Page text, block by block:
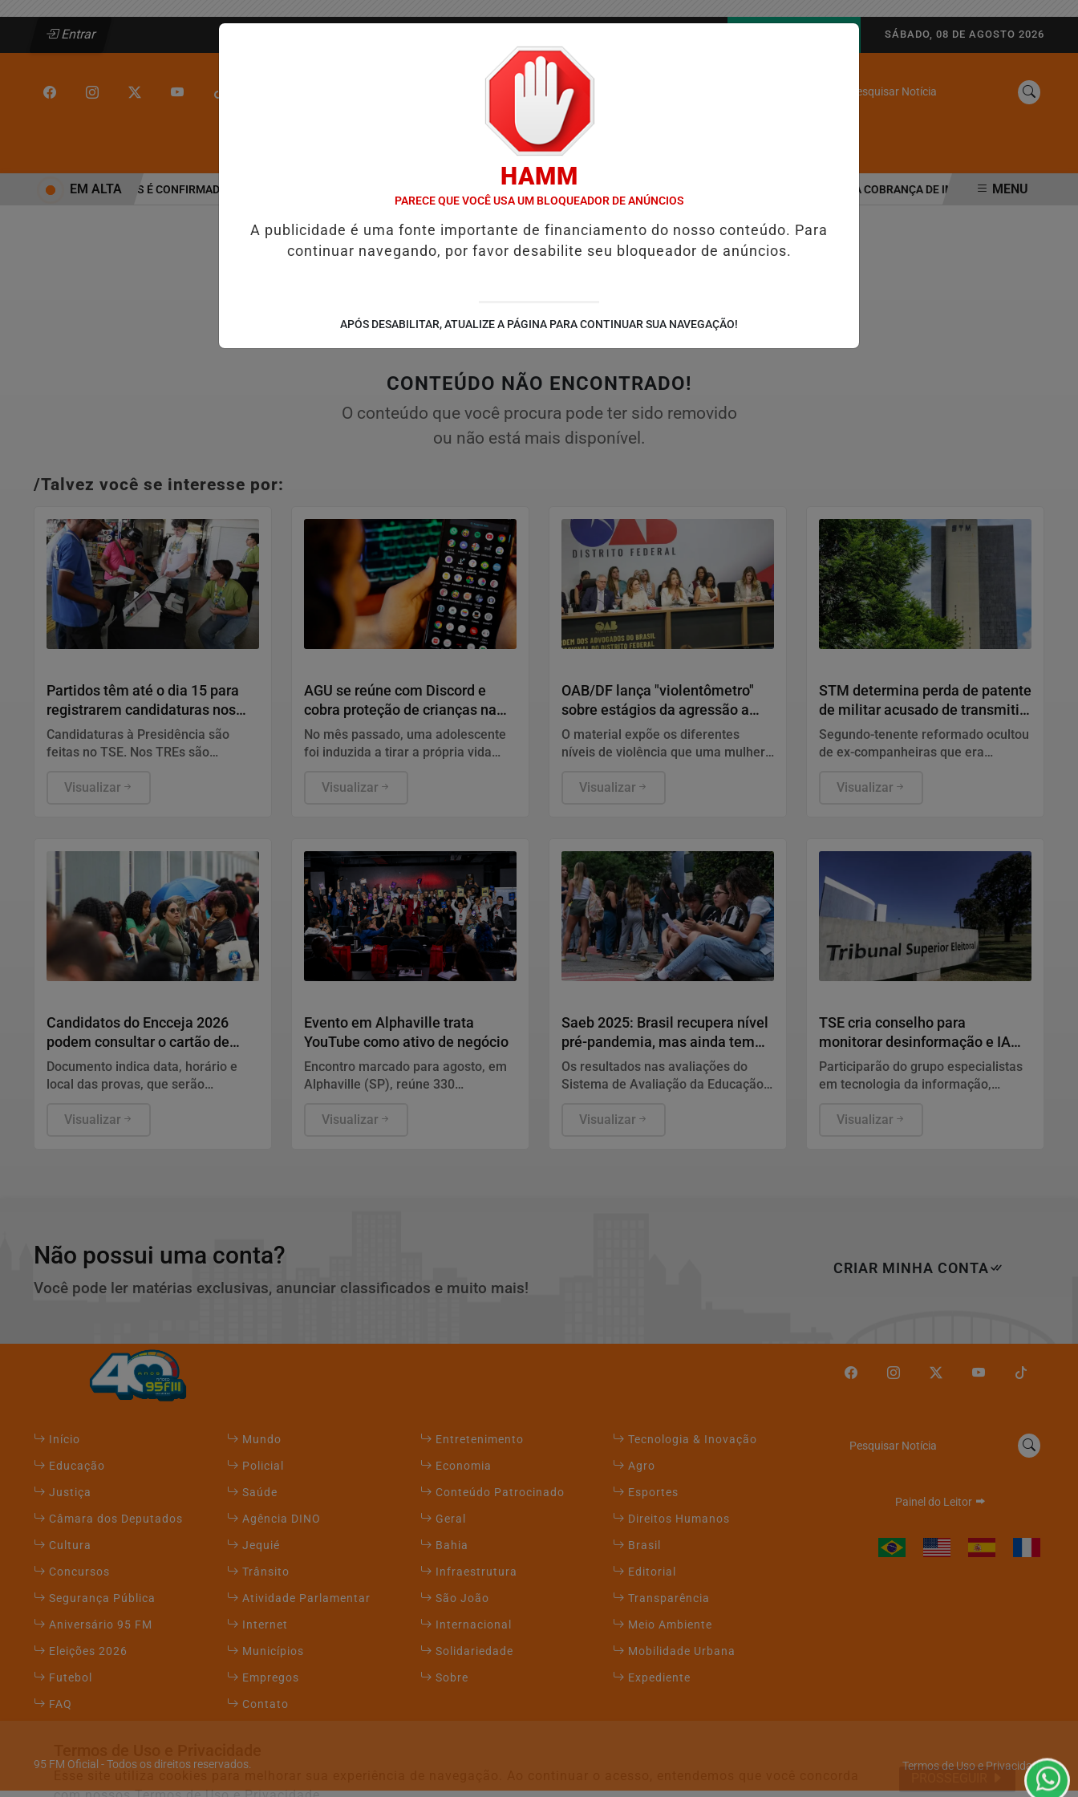
Entrar SÁBADO, 08 DE AGOSTO 2026
Pesquisar Notícia
/ PUBLICIDADES LEGAIS
ALINE BARROS É CONFIRMADA NO DIA DO EVANGÉLICO EM JEQUIÉ E REFORÇA PROGRAMAÇÃO COM THALLES ROBERTO REFORMA TRIBUTÁRIA MUDA COBRANÇA DE IMPOSTOS NAS
EM ALTA MENU
CONTEÚDO NÃO ENCONTRADO!
O conteúdo que você procura pode ter sido removido
ou não está mais disponível.
/Talvez você se interesse por:
Partidos têm até o dia 15 para
registrarem candidaturas nos
tribunais
Candidaturas à Presidência são
feitas no TSE. Nos TREs são
estadual, Senado, Câmara dos
Visualizar
AGU se reúne com Discord e
cobra proteção de crianças na
plataforma
No mês passado, uma adolescente
foi induzida a tirar a própria vida
plataforma
Visualizar
OAB/DF lança "violentômetro"
sobre estágios da agressão a
mulheres
O material expõe os diferentes
níveis de violência que uma mulher
estágios: "Fique Atenta", "Proteja-se"
Visualizar
STM determina perda de patente
de militar acusado de transmitir
HIV
Segundo-tenente reformado ocultou
de ex-companheiras que era
conduta diz respeito à vida privada
Visualizar
Candidatos do Encceja 2026
podem consultar o cartão de
inscrição
Documento indica data, horário e
local das provas, que serão
Visualizar
Evento em Alphaville trata
YouTube como ativo de negócio
Encontro marcado para agosto, em
Alphaville (SP), reúne 330
comercial da plataforma de vídeos.
Visualizar
Saeb 2025: Brasil recupera nível
pré-pandemia, mas ainda tem
gargalos
Os resultados nas avaliações do
Sistema de Avaliação da Educação
nesta quarta-feira (5) pelo
Visualizar
TSE cria conselho para
monitorar desinformação e IA
nas eleições
Participarão do grupo especialistas
em tecnologia da informação,
internacionais e saúde pública. Os
Visualizar
Não possui uma conta?
Você pode ler matérias exclusivas, anunciar classificados e muito mais!
CRIAR MINHA CONTA
Início Mundo Entretenimento
Tecnologia & Inovação
Educação
Policial Economia
Agro
Justiça
Saúde Conteúdo Patrocinado
Esportes
Câmara dos Deputados
Agência DINO Geral
Direitos Humanos
Cultura
Jequié Bahia
Brasil
Concursos
Trânsito Infraestrutura
Editorial
Segurança Pública
Atividade Parlamentar São João
Transparência
Aniversário 95 FM
Internet Internacional
Meio Ambiente
Eleições 2026
Municípios Solidariedade
Mobilidade Urbana
Futebol
Empregos Sobre
Expediente
FAQ
Contato
Pesquisar Notícia
Painel do Leitor
95 FM Oficial - Todos os direitos reservados. Termos de Uso e Privacidade
HAMM
PARECE QUE VOCÊ USA UM BLOQUEADOR DE ANÚNCIOS
A publicidade é uma fonte importante de financiamento do nosso conteúdo. Para
continuar navegando, por favor desabilite seu bloqueador de anúncios.
APÓS DESABILITAR, ATUALIZE A PÁGINA PARA CONTINUAR SUA NAVEGAÇÃO!